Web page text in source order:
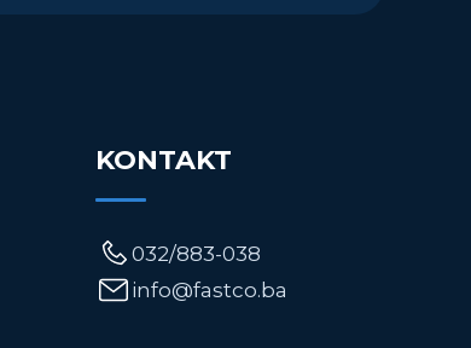
KONTAKT
032/883-038
info@fastco.ba